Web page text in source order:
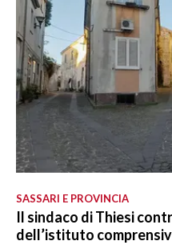
SASSARI E PROVINCIA
Il sindaco di Thiesi
dell’istituto